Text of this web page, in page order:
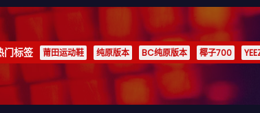
门标签 莆田运动鞋 纯原版本 BC纯原版本 椰子700